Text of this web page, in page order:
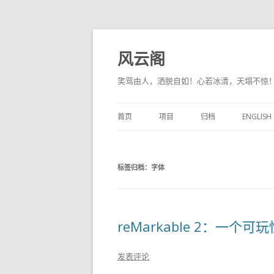
风云阁
笑骂由人，洒脱自如！心若冰清，天塌不惊！
首页 项目 归档 ENGLISH
标签归档： 字体
reMarkable 2：一个可玩
发表评论